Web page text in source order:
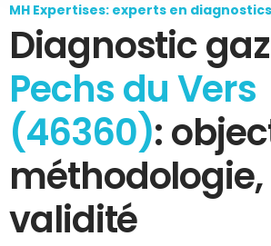
MH Expertises: experts en
Diagnostic
Pechs du Vers
(46360):
méthodologie,
validité